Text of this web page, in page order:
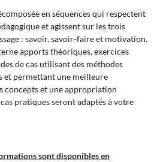
en séquences qui respectent
et agissent sur les trois
: savoir, savoir-faire et motivation.
apports théoriques, exercices
de cas utilisant des méthodes
et permettant une meilleure
concepts et une appropriation
pratiques seront adaptés à votre
sont disponibles en